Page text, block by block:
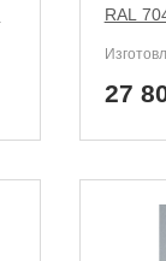
RAL
27